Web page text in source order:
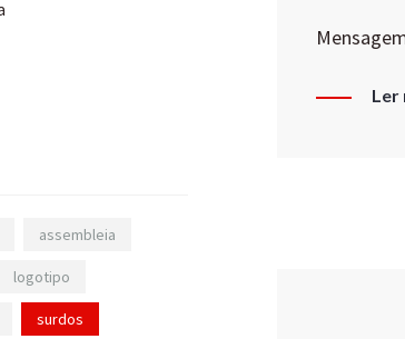
Ler
assembleia
logotipo
surdos